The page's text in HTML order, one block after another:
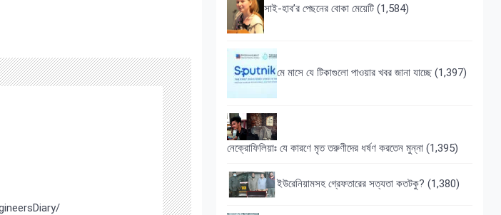
সাই-হাব’র পেছনের বোকা মেয়েটি (1,584)
মে মাসে যে টিকাগুলো পাওয়ার খবর জানা যাচ্ছে (1,397)
নেক্রোফিলিয়াঃ যে কারণে মৃত তরুণীদের ধর্ষণ করতেন মুন্না (1,395)
ইউরেনিয়ামসহ গ্রেফতারের সত্যতা কতটকু? (1,380)